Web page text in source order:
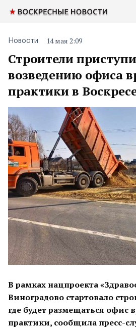
Строители
возведению офиса
практики в
Новости 14 мая 2:09
В рамках нацпроекта
Виноградово стартовало
где будет размещаться офис
практики, сообщила пресс-